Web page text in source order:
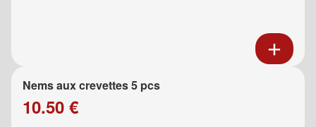
Nems aux crevettes 5 pcs
10.50 €